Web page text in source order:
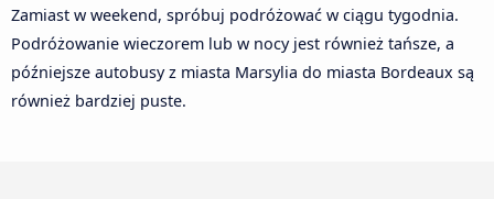
Zamiast w weekend, spróbuj podróżować w ciągu tygodnia.
Podróżowanie wieczorem lub w nocy jest również tańsze, a
późniejsze autobusy z miasta Marsylia do miasta Bordeaux są
również bardziej puste.